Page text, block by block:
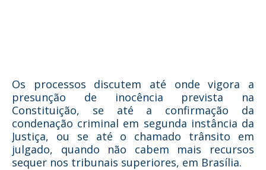
Os processos discutem até onde vigora a
presunção de inocência prevista na
Constituição, se até a confirmação da
condenação criminal em segunda instância da
Justiça, ou se até o chamado trânsito em
julgado, quando não cabem mais recursos
sequer nos tribunais superiores, em Brasília.